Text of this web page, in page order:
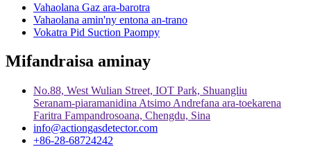
Vahaolana Gaz ara-barotra
Vahaolana amin'ny entona an-trano
Vokatra Pid Suction Paompy
Mifandraisa aminay
No.88, West Wulian Street, IOT Park, Shuangliu
Seranam-piaramanidina Atsimo Andrefana ara-toekarena
Faritra Fampandrosoana, Chengdu, Sina
info@actiongasdetector.com
+86-28-68724242